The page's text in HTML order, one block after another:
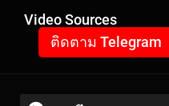
Video Sources
ติดตาม Telegram